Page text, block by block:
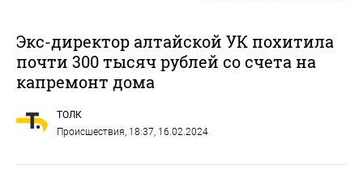
Экс-директор алтайской УК похитила
почти 300 тысяч рублей со счета на
капремонт дома
ТОЛК
Происшествия , 18:37, 16.02.2024